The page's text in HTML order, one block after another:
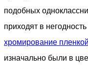
подобных
приходят в
хромирование пленкой
изначально были в